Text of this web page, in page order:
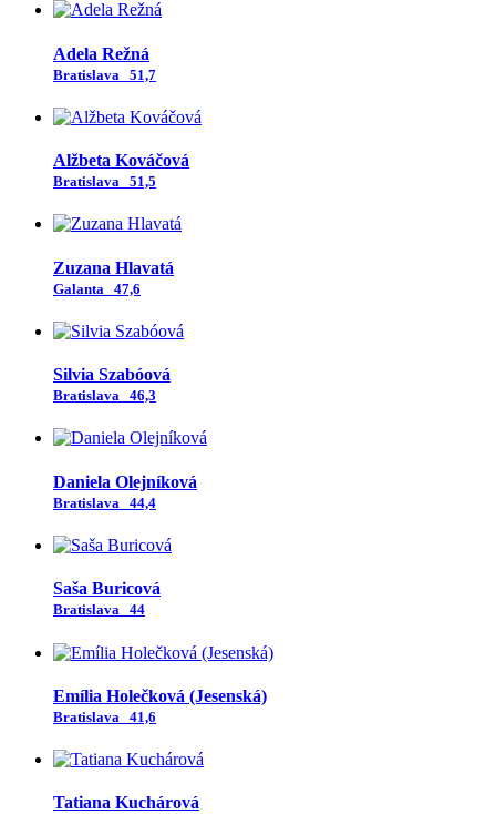
Adela Režná
Bratislava 51,7
Alžbeta Kováčová
Bratislava 51,5
Zuzana Hlavatá
Galanta 47,6
Silvia Szabóová
Bratislava 46,3
Daniela Olejníková
Bratislava 44,4
Saša Buricová
Bratislava 44
Emília Holečková (Jesenská)
Bratislava 41,6
Tatiana Kuchárová